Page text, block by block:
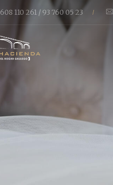
608 110 261 / 93 760 05 23 /